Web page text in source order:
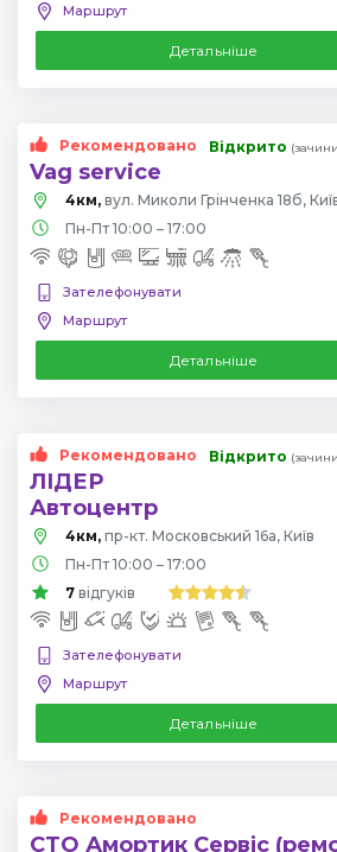
Маршрут
Детальніше
Рекомендовано
Vag service
Відкрито
4км, вул. Миколи Грінченка 18б,
Пн-Пт 10:00 – 17:00
Зателефонувати
Маршрут
Детальніше
Рекомендовано
ЛІДЕР
Автоцентр
Відкрито
4км, пр-кт. Московський 16а, Київ
Пн-Пт 10:00 – 17:00
7 відгуків
Зателефонувати
Маршрут
Детальніше
Рекомендовано
СТО Амортик Сервіс